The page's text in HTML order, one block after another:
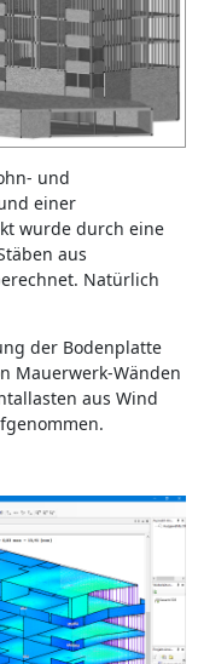
und
einer
wurde durch eine
aus
Natürlich
der Bodenplatte
Mauerwerk-Wänden
aus Wind